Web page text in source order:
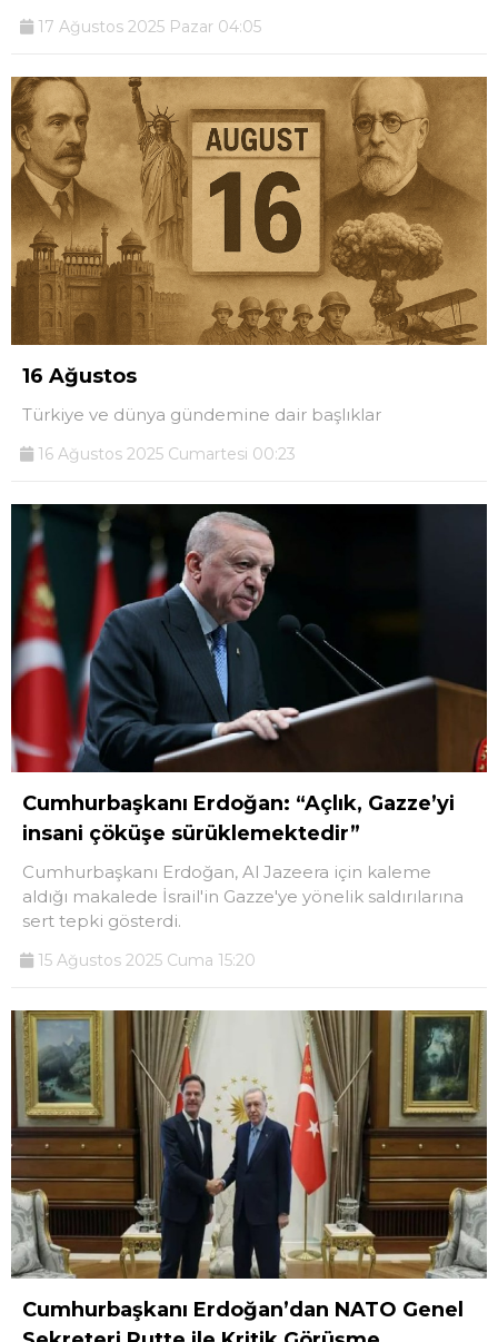
17 Ağustos 2025 Pazar 04:05
16 Ağustos
Türkiye ve dünya gündemine dair başlıklar
16 Ağustos 2025 Cumartesi 00:23
Cumhurbaşkanı Erdoğan: “Açlık, Gazze’yi
insani çöküşe sürüklemektedir”
Cumhurbaşkanı Erdoğan, Al Jazeera için kaleme
aldığı makalede İsrail'in Gazze'ye yönelik saldırılarına
sert tepki gösterdi.
15 Ağustos 2025 Cuma 15:20
Cumhurbaşkanı Erdoğan’dan NATO Genel